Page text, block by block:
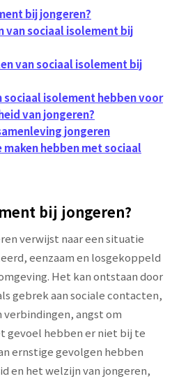
bij jongeren?
van sociaal isolement bij
van sociaal isolement bij
sociaal isolement hebben voor
van jongeren?
jongeren
hebben met sociaal
bij jongeren?
verwijst naar een situatie
eenzaam en losgekoppeld
Het kan ontstaan door
gebrek aan sociale contacten,
angst om
gevoel hebben er niet bij te
ernstige gevolgen hebben
en het welzijn van jongeren,